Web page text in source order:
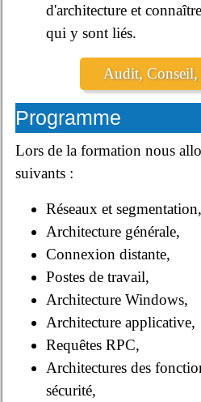
d'architecture et
qui y sont liés.
Audit, Conseil,
Programme
Lors de la formation nous
suivants :
Réseaux et segmentation,
Architecture générale,
Connexion distante,
Postes de travail,
Architecture Windows,
Architecture applicative,
Requêtes RPC,
Architectures des
sécurité,